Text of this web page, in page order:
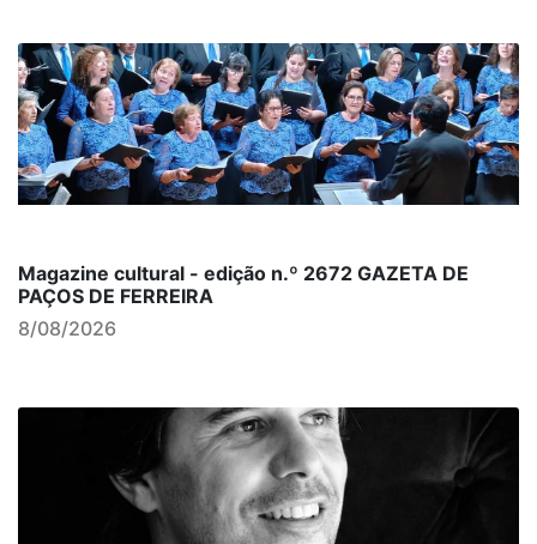
Magazine cultural - edição n.º 2672 GAZETA DE
PAÇOS DE FERREIRA
8/08/2026